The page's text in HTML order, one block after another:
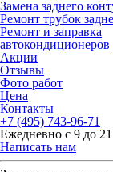
Замена заднего
Ремонт трубок
Ремонт и заправка
автокондиционеров
Акции
Отзывы
Фото работ
Цена
Контакты
+7 (495) 743-96-71
Ежедневно с 9 до 21
Написать нам